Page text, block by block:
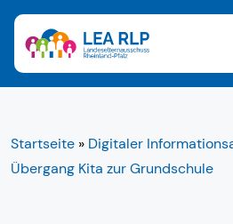
Startseite » Digitaler
Übergang Kita zur Grundschule